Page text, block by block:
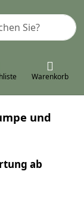
ein.
Warenkorb
und
ab